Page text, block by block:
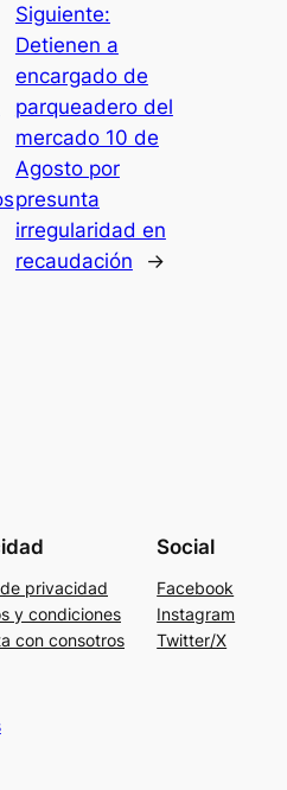
Siguiente:
Detienen a
encargado de
parqueadero del
mercado 10 de
Agosto por
presunta
irregularidad en
recaudación
→
privacidad
y condiciones
con consotros
Social
Facebook
Instagram
Twitter/X